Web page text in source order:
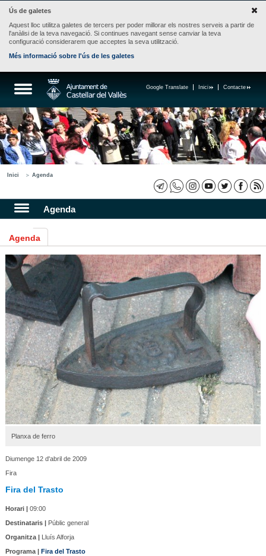
Ús de galetes
Aquest lloc utilitza galetes de tercers per poder millorar els nostres serveis a partir de
l'anàlisi de la teva navegació. Si continues navegant sense canviar la teva
configuració considerarem que acceptes la seva utilització.
Més informació sobre l'ús de les galetes
Contacte
Inici
Google Translate
Inici Agenda
Agenda
Agenda
Planxa de ferro
Diumenge 12 d'abril de 2009
Fira
Fira del Trasto
Horari |09:00
Destinataris |Públic general
Organitza |Lluís Alforja
Programa | Fira del Trasto